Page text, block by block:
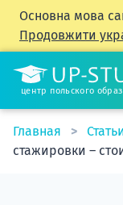
Основна мова
Продовжити
центр польского
Главная
стажировки –